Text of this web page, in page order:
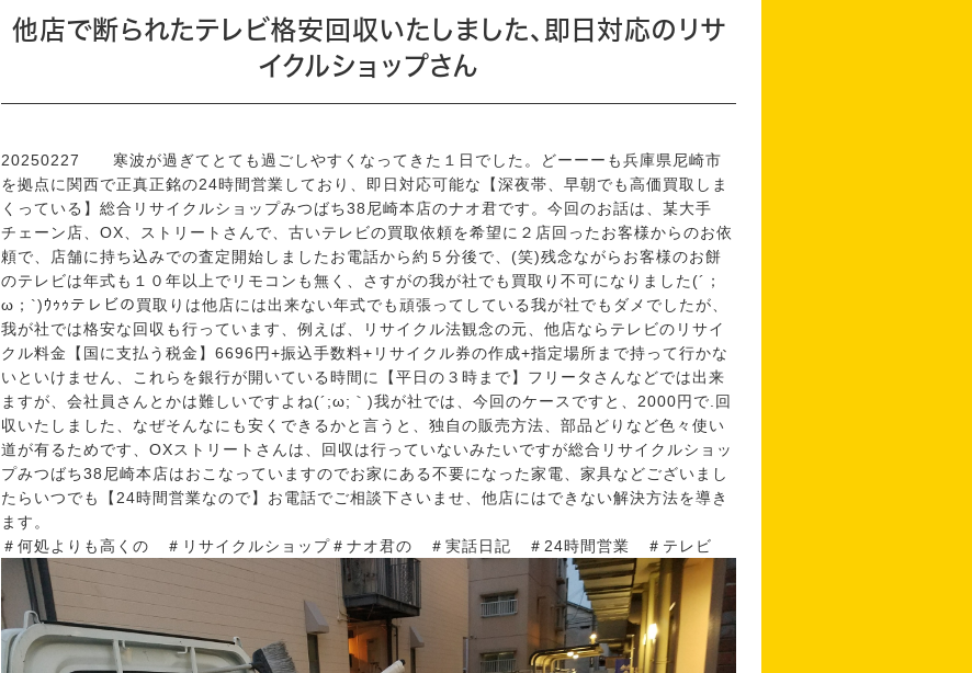
他店で断られたテレビ格安回収いたしました、即日対応のリサ
イクルショップさん
20250227 寒波が過ぎてとても過ごしやすくなってきた１日でした。どーーーも兵庫県尼崎市
を拠点に関西で正真正銘の24時間営業しており、即日対応可能な【深夜帯、早朝でも高価買取しま
くっている】総合リサイクルショップみつばち38尼崎本店のナオ君です。今回のお話は、某大手
チェーン店、OX、ストリートさんで、古いテレビの買取依頼を希望に２店回ったお客様からのお依
頼で、店舗に持ち込みでの査定開始しましたお電話から約５分後で、(笑)残念ながらお客様のお餅
のテレビは年式も１０年以上でリモコンも無く、さすがの我が社でも買取り不可になりました(´；
ω；`)ｳｩｩテレビの買取りは他店には出来ない年式でも頑張ってしている我が社でもダメでしたが、
我が社では格安な回収も行っています、例えば、リサイクル法観念の元、他店ならテレビのリサイ
クル料金【国に支払う税金】6696円+振込手数料+リサイクル券の作成+指定場所まで持って行かな
いといけません、これらを銀行が開いている時間に【平日の３時まで】フリータさんなどでは出来
ますが、会社員さんとかは難しいですよね(´;ω;｀)我が社では、今回のケースですと、2000円で.回
収いたしました、なぜそんなにも安くできるかと言うと、独自の販売方法、部品どりなど色々使い
道が有るためです、OXストリートさんは、回収は行っていないみたいですが総合リサイクルショッ
プみつばち38尼崎本店はおこなっていますのでお家にある不要になった家電、家具などございまし
たらいつでも【24時間営業なので】お電話でご相談下さいませ、他店にはできない解決方法を導き
ます。
＃何処よりも高くの ＃リサイクルショップ＃ナオ君の ＃実話日記 ＃24時間営業 ＃テレビ